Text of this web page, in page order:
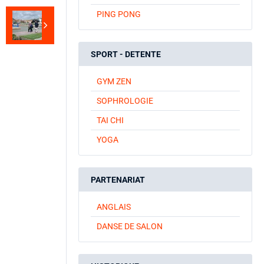
PING PONG
SPORT - DETENTE
GYM ZEN
SOPHROLOGIE
TAI CHI
YOGA
PARTENARIAT
ANGLAIS
DANSE DE SALON